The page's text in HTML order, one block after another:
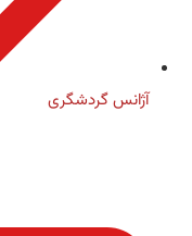
آژانس گردشگری